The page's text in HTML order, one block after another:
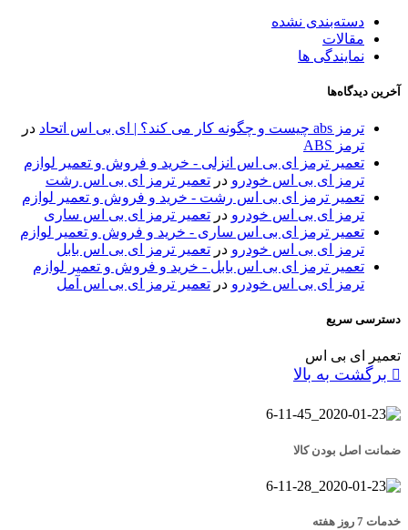
دسته‌بندی نشده
مقالات
نمایندگی ها
آخرین دیدگاه‌ها
ترمز abs چیست و چگونه کار می کند؟ | ای بی اس اتحاد
در
ترمز ABS
تعمیر ترمز ای بی اس انزلی - خرید و فروش و تعمیر لوازم
ترمز ای بی اس خودرو در تعمیر ترمز ای بی اس رشت
تعمیر ترمز ای بی اس رشت - خرید و فروش و تعمیر لوازم
ترمز ای بی اس خودرو در تعمیر ترمز ای بی اس ساری
تعمیر ترمز ای بی اس ساری - خرید و فروش و تعمیر لوازم
ترمز ای بی اس خودرو در تعمیر ترمز ای بی اس بابل
تعمیر ترمز ای بی اس بابل - خرید و فروش و تعمیر لوازم
ترمز ای بی اس خودرو در تعمیر ترمز ای بی اس آمل
دسترسی سریع
تعمیر ای بی اس
برگشت به بالا
ضمانت اصل بودن کالا
خدمات 7 روز هفته